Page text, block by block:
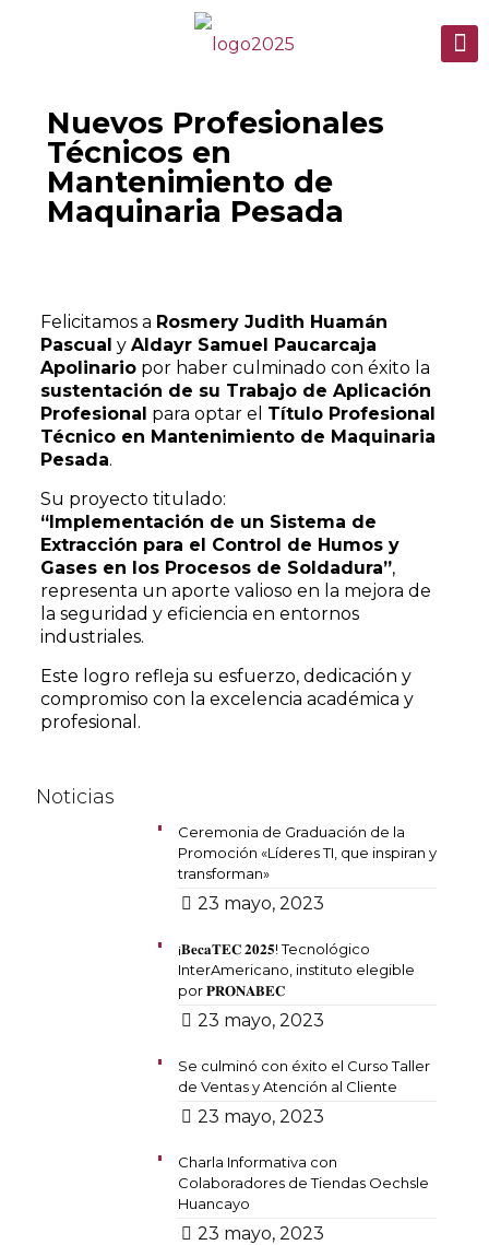
Nuevos Profesionales
Técnicos en
Mantenimiento de
Maquinaria Pesada
Felicitamos a Rosmery Judith Huamán
Pascual y Aldayr Samuel Paucarcaja
Apolinariopor haber culminado con éxito la
sustentación de su Trabajo de Aplicación
Profesional para optar el Título Profesional
Técnico en Mantenimiento de Maquinaria
Pesada.
Su proyecto titulado:
“Implementación de un Sistema de
Extracción para el Control de Humos y
Gases en los Procesos de Soldadura”,
representa un aporte valioso en la mejora de
la seguridad y eficiencia en entornos
industriales.
Este logro refleja su esfuerzo, dedicación y
compromiso con la excelencia académica y
profesional.
Noticias
Ceremonia de Graduación de la
Promoción «Líderes TI, que inspiran y
transforman»
23 mayo, 2023
¡𝐁𝐞𝐜𝐚𝐓𝐄𝐂 𝟐𝟎𝟐𝟓! Tecnológico
InterAmericano, instituto elegible
por 𝐏𝐑𝐎𝐍𝐀𝐁𝐄𝐂
23 mayo, 2023
Se culminó con éxito el Curso Taller
de Ventas y Atención al Cliente
23 mayo, 2023
Charla Informativa con
Colaboradores de Tiendas Oechsle
Huancayo
23 mayo, 2023